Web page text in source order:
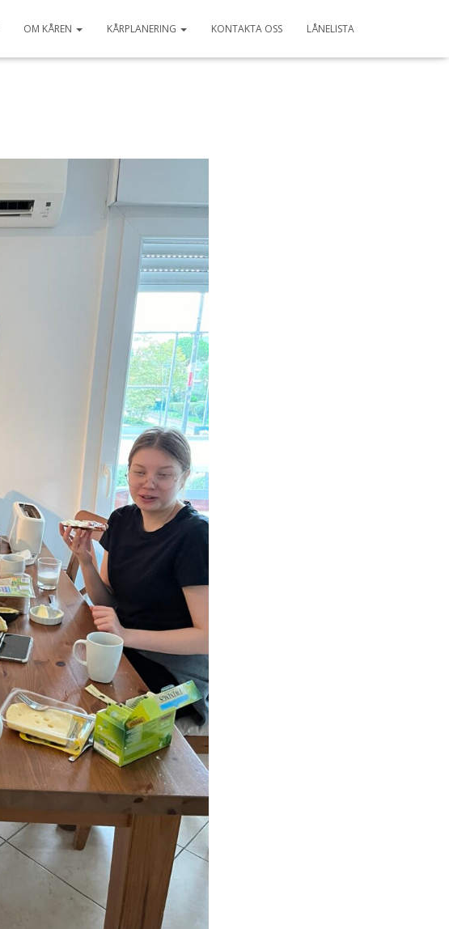
OM KÅREN KÅRPLANERING KONTAKTA OSS LÅNELISTA